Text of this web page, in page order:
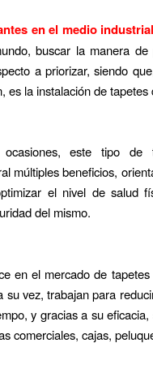
en el medio
buscar la manera de
a priorizar, siendo
es la instalación de tapetes
este tipo de
múltiples beneficios,
el nivel de salud
del mismo.
en el mercado de
vez, trabajan para
y gracias a su
comerciales, cajas,